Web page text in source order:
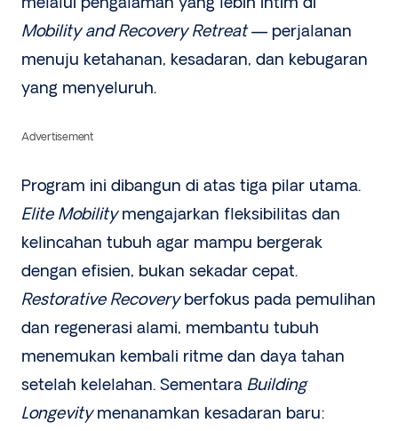
Mobility and Recovery Retreat— perjalanan
menuju ketahanan, kesadaran, dan kebugaran
yang menyeluruh.
Advertisement
Program ini dibangun di atas tiga pilar utama.
Elite Mobilitymengajarkan fleksibilitas dan
kelincahan tubuh agar mampu bergerak
dengan efisien, bukan sekadar cepat.
Restorative Recoveryberfokus pada pemulihan
dan regenerasi alami, membantu tubuh
menemukan kembali ritme dan daya tahan
setelah kelelahan. Sementara Building
Longevitymenanamkan kesadaran baru: